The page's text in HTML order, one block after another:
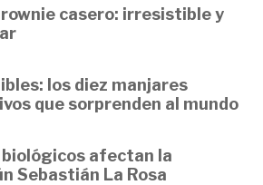
casero: irresistible y
los diez manjares
que sorprenden al mundo
afectan la
Sebastián La Rosa